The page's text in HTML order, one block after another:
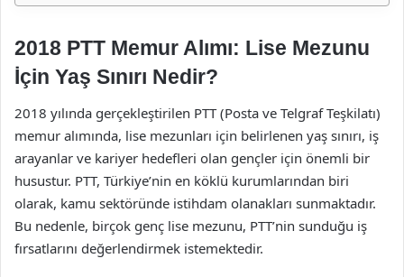
2018 PTT Memur Alımı: Lise Mezunu
İçin Yaş Sınırı Nedir?
2018 yılında gerçekleştirilen PTT (Posta ve Telgraf Teşkilatı)
memur alımında, lise mezunları için belirlenen yaş sınırı, iş
arayanlar ve kariyer hedefleri olan gençler için önemli bir
husustur. PTT, Türkiye’nin en köklü kurumlarından biri
olarak, kamu sektöründe istihdam olanakları sunmaktadır.
Bu nedenle, birçok genç lise mezunu, PTT’nin sunduğu iş
fırsatlarını değerlendirmek istemektedir.